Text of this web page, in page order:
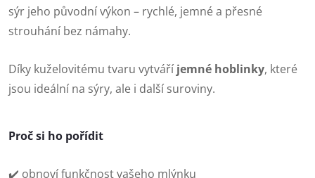
sýr jeho původní výkon – rychlé, jemné a přesné
strouhání bez námahy.
Díky kuželovitému tvaru vytváří jemné hoblinky, které
jsou ideální na sýry, ale i další suroviny.
Proč si ho pořídit
✔️ obnoví funkčnost vašeho mlýnku